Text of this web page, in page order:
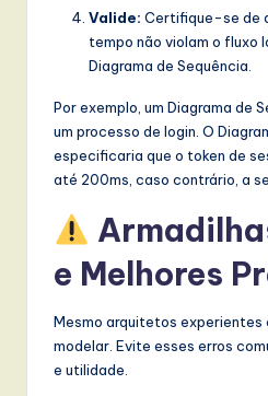
Valide: Certifique-se de
tempo não violam o fluxo
Diagrama de Sequência.
Por exemplo, um Diagrama de
um processo de login. O
especificaria que o token de
até 200ms, caso contrário, a
e Melhores
Mesmo arquitetos experientes
modelar. Evite esses erros
e utilidade.